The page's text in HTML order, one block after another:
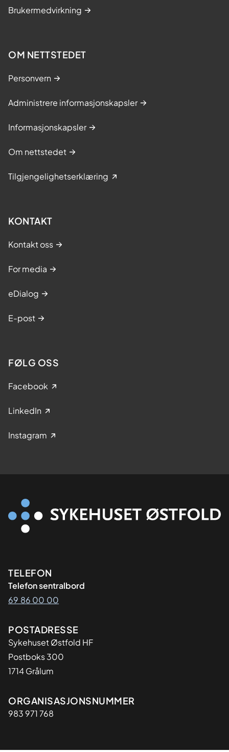
Brukermedvirkning
OM NETTSTEDET
Personvern
Administrere informasjonskapsler
Informasjonskapsler
Om nettstedet
Tilgjengelighetserklæring
KONTAKT
Kontakt oss
For media
eDialog
E-post
FØLG OSS
Facebook
LinkedIn
Instagram
Kontaktinformasjon
TELEFON
Telefon sentralbord
69 86 00 00
Adresse
POSTADRESSE
Sykehuset Østfold HF
Postboks 300
1714 Grålum
Organisasjon
ORGANISASJONSNUMMER
983 971 768